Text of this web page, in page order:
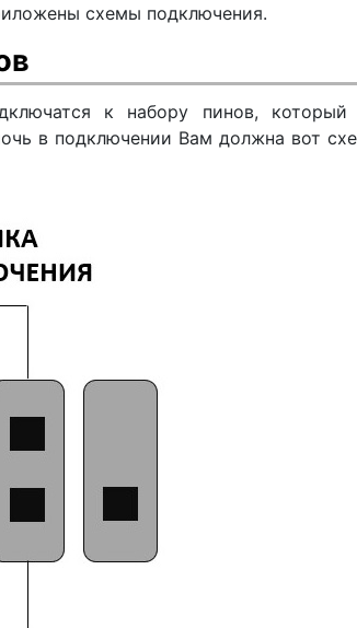
схемы подключения.
к набору пинов, который
в подключении Вам должна вот